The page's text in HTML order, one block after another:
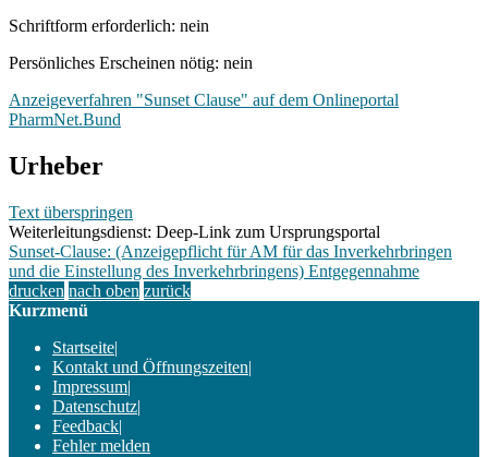
Schriftform erforderlich: nein
Persönliches Erscheinen nötig: nein
Anzeigeverfahren "Sunset Clause" auf dem Onlineportal
PharmNet.Bund
Urheber
Text überspringen
Weiterleitungsdienst: Deep-Link zum Ursprungsportal
Sunset-Clause: (Anzeigepflicht für AM für das Inverkehrbringen
und die Einstellung des Inverkehrbringens) Entgegennahme
drucken nach oben zurück
Kurzmenü
Startseite|
Kontakt und Öffnungszeiten|
Impressum|
Datenschutz|
Feedback|
Fehler melden